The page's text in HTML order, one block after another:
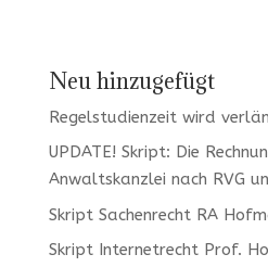
Neu hinzugefügt
Regelstudienzeit wird
UPDATE! Skript: Die
Anwaltskanzlei nach RVG
Skript Sachenrecht RA
Skript Internetrecht Prof.